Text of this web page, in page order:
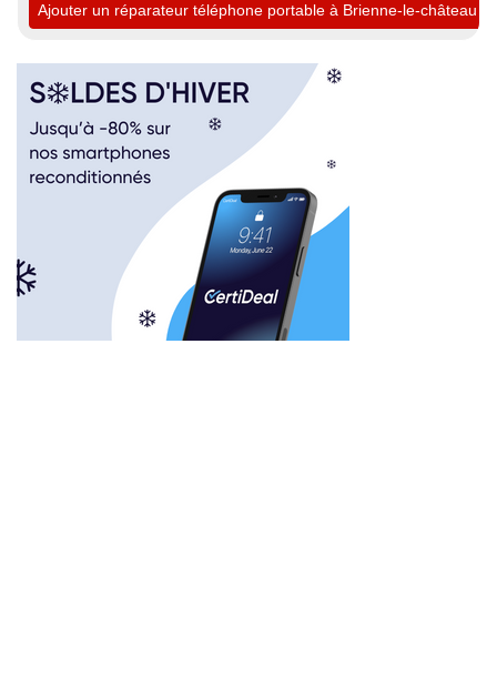
Ajouter un réparateur téléphone portable à Brienne-le-château